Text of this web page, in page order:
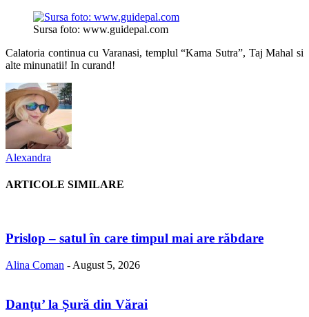
Sursa foto: www.guidepal.com
Calatoria continua cu Varanasi, templul “Kama Sutra”, Taj Mahal si
alte minunatii! In curand!
Alexandra
ARTICOLE SIMILARE
Prislop – satul în care timpul mai are răbdare
Alina Coman - August 5, 2026
Danțu’ la Șură din Vărai